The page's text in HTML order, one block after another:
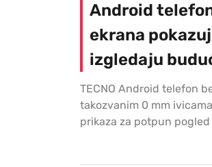
Android
ekrana
izgledaju
TECNO Android telefon
takozvanim 0 mm
prikaza za potpun pogled